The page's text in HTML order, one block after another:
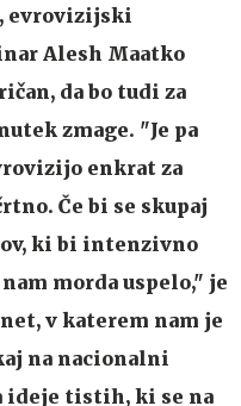
evrovizijski
Alesh Maatko
da bo tudi za
zmage. "Je pa
enkrat za
Če bi se skupaj
ki bi intenzivno
morda uspelo," je
v katerem nam je
na nacionalni
ideje tistih, ki se na